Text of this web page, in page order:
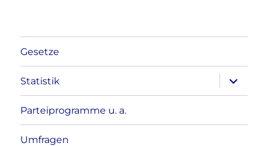
Gesetze
Statistik
anzeigen
Parteiprogramme u. a.
Umfragen